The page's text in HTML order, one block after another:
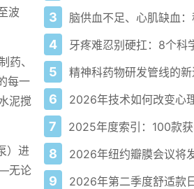
波
药、
每一
泥搅
）进
无论
3
4
5 精神科药物研发管线的
6
7
8
9